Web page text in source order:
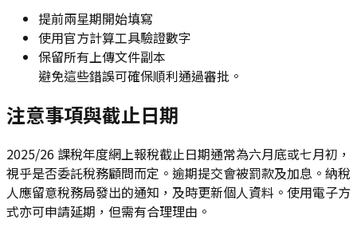
提前兩星期開始填寫
使用官方計算工具驗證數字
保留所有上傳文件副本
避免這些錯誤可確保順利通過審批。
注意事項與截止日期
2025/26 課稅年度網上報稅截止日期通常為六月底或七月初，
視乎是否委託稅務顧問而定。逾期提交會被罰款及加息。納稅
人應留意稅務局發出的通知，及時更新個人資料。使用電子方
式亦可申請延期，但需有合理理由。